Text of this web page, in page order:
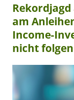
am
Income-
nicht folgen